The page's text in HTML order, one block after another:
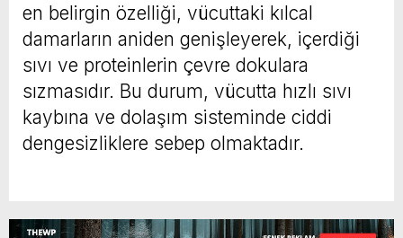
en belirgin özelliği, vücuttaki kılcal
damarların aniden genişleyerek, içerdiği
sıvı ve proteinlerin çevre dokulara
sızmasıdır. Bu durum, vücutta hızlı sıvı
kaybına ve dolaşım sisteminde ciddi
dengesizliklere sebep olmaktadır.